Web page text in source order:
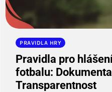
PRAVIDLA HRY
Pravidla pro
fotbalu:
Transparentnost